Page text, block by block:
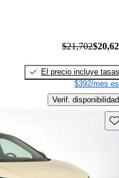
$21,702
El precio incluye tasas
$392/mes
Verif. disponibilidad